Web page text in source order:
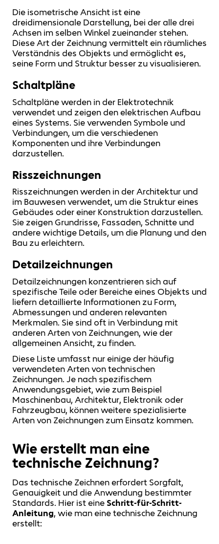
Die isometrische Ansicht ist eine
dreidimensionale Darstellung, bei der alle drei
Achsen im selben Winkel zueinander stehen.
Diese Art der Zeichnung vermittelt ein räumliches
Verständnis des Objekts und ermöglicht es,
seine Form und Struktur besser zu visualisieren.
Schaltpläne
Schaltpläne werden in der Elektrotechnik
verwendet und zeigen den elektrischen Aufbau
eines Systems. Sie verwenden Symbole und
Verbindungen, um die verschiedenen
Komponenten und ihre Verbindungen
darzustellen.
Risszeichnungen
Risszeichnungen werden in der Architektur und
im Bauwesen verwendet, um die Struktur eines
Gebäudes oder einer Konstruktion darzustellen.
Sie zeigen Grundrisse, Fassaden, Schnitte und
andere wichtige Details, um die Planung und den
Bau zu erleichtern.
Detailzeichnungen
Detailzeichnungen konzentrieren sich auf
spezifische Teile oder Bereiche eines Objekts und
liefern detaillierte Informationen zu Form,
Abmessungen und anderen relevanten
Merkmalen. Sie sind oft in Verbindung mit
anderen Arten von Zeichnungen, wie der
allgemeinen Ansicht, zu finden.
Diese Liste umfasst nur einige der häufig
verwendeten Arten von technischen
Zeichnungen. Je nach spezifischem
Anwendungsgebiet, wie zum Beispiel
Maschinenbau, Architektur, Elektronik oder
Fahrzeugbau, können weitere spezialisierte
Arten von Zeichnungen zum Einsatz kommen.
Wie erstellt man eine
technische Zeichnung?
Das technische Zeichnen erfordert Sorgfalt,
Genauigkeit und die Anwendung bestimmter
Standards. Hier ist eine Schritt-für-Schritt-
Anleitung, wie man eine technische Zeichnung
erstellt: